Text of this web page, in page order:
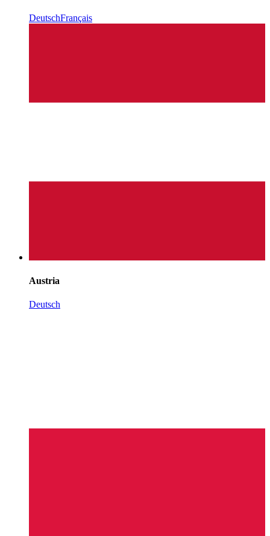
DeutschFrançais
Austria
Deutsch